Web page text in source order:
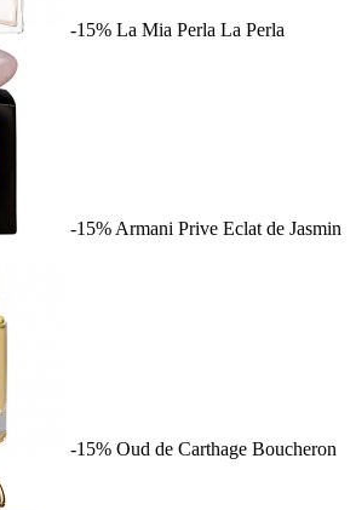
-15% La Mia Perla La Perla
-15% Armani Prive Eclat de Jasmin
-15% Oud de Carthage Boucheron